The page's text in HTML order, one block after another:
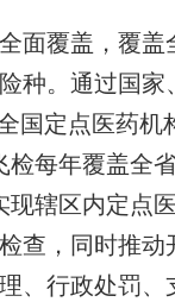
覆盖，覆盖
种。通过国
国定点医药
每年覆盖全
辖区内定点
查，同时推
、行政处罚